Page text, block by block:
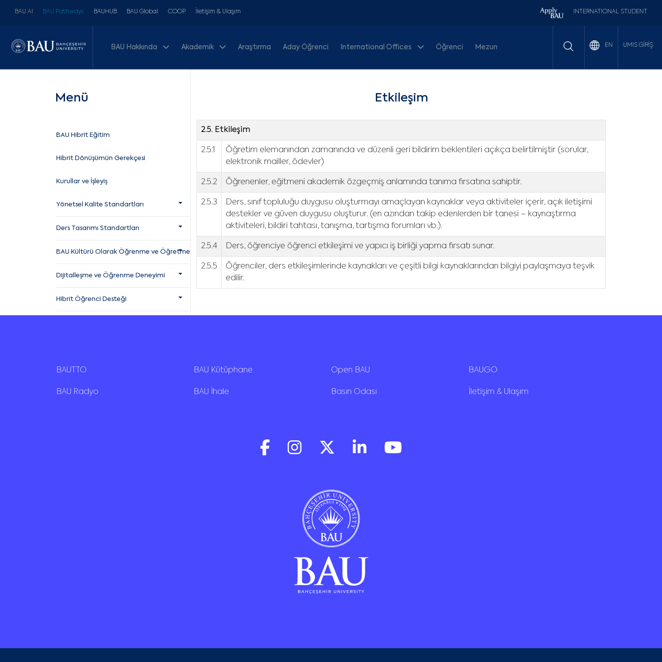
BAU AI BAU Pathways BAUHUB BAU Global COOP İletişim & Ulaşım INTERNATIONAL STUDENT
BAU Hakkında Akademik Araştırma Aday Öğrenci International Offices Öğrenci Mezun EN UMIS GİRİŞ
Menü
BAU Hibrit Eğitim
Hibrit Dönüşümün Gerekçesi
Kurullar ve İşleyiş
Yönetsel Kalite Standartları
Ders Tasarımı Standartları
BAU Kültürü Olarak Öğrenme ve Öğretme
Dijitalleşme ve Öğrenme Deneyimi
Hibrit Öğrenci Desteği
Etkileşim
2.5. Etkileşim
2.5.1
Öğretim elemanından zamanında ve düzenli geri bildirim beklentileri açıkça belirtilmiştir (sorular,
elektronik mailler, ödevler)
2.5.2 Öğrenenler, eğitmeni akademik özgeçmiş anlamında tanıma fırsatına sahiptir.
2.5.3
Ders, sınıf topluluğu duygusu oluşturmayı amaçlayan kaynaklar veya aktiviteler içerir, açık iletişimi
destekler ve güven duygusu oluşturur. (en azından takip edenlerden bir tanesi – kaynaştırma
aktiviteleri, bildiri tahtası, tanışma, tartışma forumları vb.).
2.5.4 Ders, öğrenciye öğrenci etkileşimi ve yapıcı iş birliği yapma fırsatı sunar.
2.5.5
Öğrenciler, ders etkileşimlerinde kaynakları ve çeşitli bilgi kaynaklarından bilgiyi paylaşmaya teşvik
edilir.
BAUTTO BAU Kütüphane Open BAU BAUGO
BAU Radyo BAU İhale Basın Odası İletişim & Ulaşım